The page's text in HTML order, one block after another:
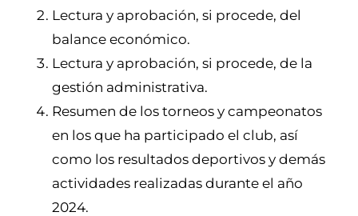
Lectura y aprobación, si procede, del
balance económico.
Lectura y aprobación, si procede, de la
gestión administrativa.
Resumen de los torneos y campeonatos
en los que ha participado el club, así
como los resultados deportivos y demás
actividades realizadas durante el año
2024.